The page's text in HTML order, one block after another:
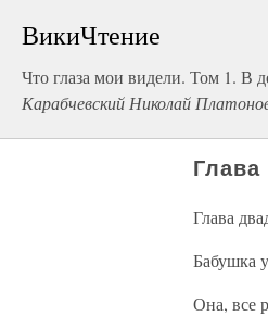
ВикиЧтение
Что глаза мои видели. Том 1. В
Карабчевский Николай
Глава
Бабушка
Она, все